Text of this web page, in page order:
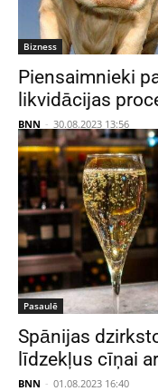
Bizness
Piensaimnieki
likvidācijas
BNN - 30.08.2023 13:56
Pasaulē
Spānijas
līdzekļus cīņai
BNN - 01.08.2023 16:40